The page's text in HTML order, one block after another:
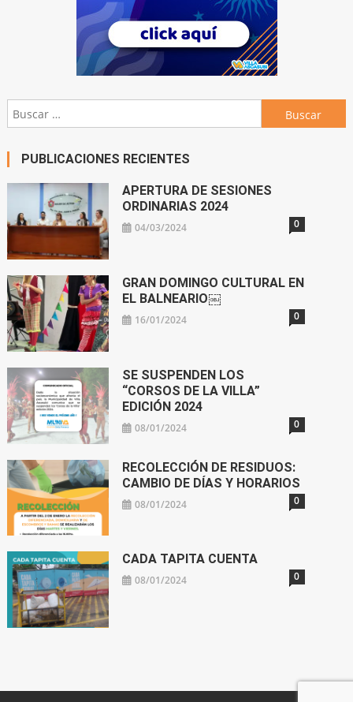
Buscar:
PUBLICACIONES RECIENTES
APERTURA DE SESIONES
ORDINARIAS 2024
04/03/2024 0
GRAN DOMINGO CULTURAL EN
EL BALNEARIO￼
16/01/2024 0
SE SUSPENDEN LOS
“CORSOS DE LA VILLA”
EDICIÓN 2024
08/01/2024 0
RECOLECCIÓN DE RESIDUOS:
CAMBIO DE DÍAS Y HORARIOS
08/01/2024 0
CADA TAPITA CUENTA
08/01/2024 0